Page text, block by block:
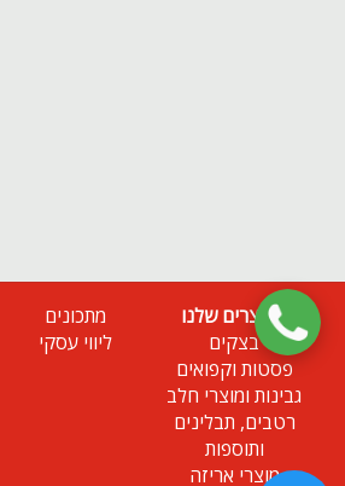
המוצרים שלנו
בצקים
פסטות וקפואים
גבינות ומוצרי חלב
רטבים, תבלינים
ותוספות
מוצרי אריזה
מתכונים
ליווי עסקי